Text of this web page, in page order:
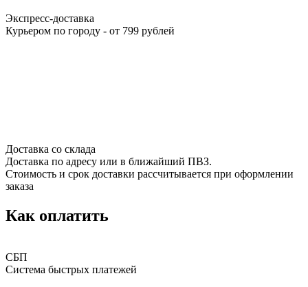
Экспресс-доставка
Курьером по городу - от 799 рублей
Доставка со склада
Доставка по адресу или в ближайший ПВЗ.
Стоимость и срок доставки рассчитывается при оформлении
заказа
Как оплатить
СБП
Система быстрых платежей